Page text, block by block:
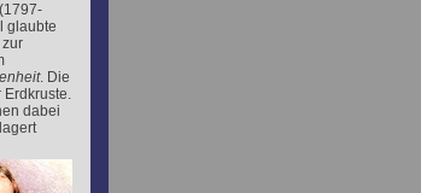
(1797-
glaubte
. Die
dabei